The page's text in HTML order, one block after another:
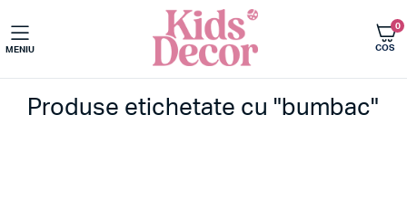
MENIU COS
0
Produse etichetate cu "bumbac"